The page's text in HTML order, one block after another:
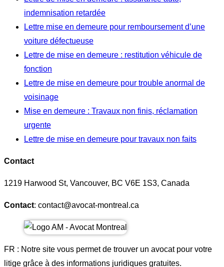
indemnisation retardée
Lettre mise en demeure pour remboursement d’une
voiture défectueuse
Lettre de mise en demeure : restitution véhicule de
fonction
Lettre de mise en demeure pour trouble anormal de
voisinage
Mise en demeure : Travaux non finis, réclamation
urgente
Lettre de mise en demeure pour travaux non faits
Contact
1219 Harwood St, Vancouver, BC V6E 1S3, Canada
Contact: contact@avocat-montreal.ca
FR : Notre site vous permet de trouver un avocat pour votre
litige grâce à des informations juridiques gratuites.